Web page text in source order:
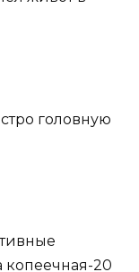
головную
копеечная-20